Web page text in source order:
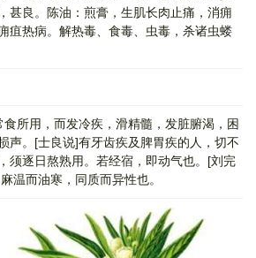
甚良。陈油：煎膏，生肌长肉止痛，消痈
疽热病。解热毒、食毒、虫毒，杀诸虫蝼
用，而发冷疾，滑精髓，发脏腑渴，困
声。[士良说]有牙齿疾及脾胃疾的人，切不
须逐日熬熟用。若经宿，即动气也。[刘完
温而油寒，同质而异性也。